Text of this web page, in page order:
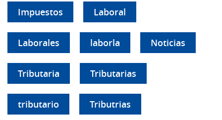
Impuestos Laboral
Laborales laborla Noticias
Tributaria Tributarias
tributario Tributrias